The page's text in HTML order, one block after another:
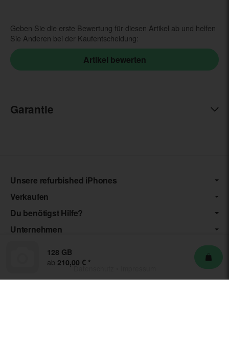
128 GB
ab 210,00 € *
Geben Sie die erste Bewertung für diesen Artikel ab und helfen
Sie Anderen bei der Kaufentscheidung:
Garantie
Unsere refurbished iPhones
Verkaufen
Du benötigst Hilfe?
Unternehmen
Datenschutz